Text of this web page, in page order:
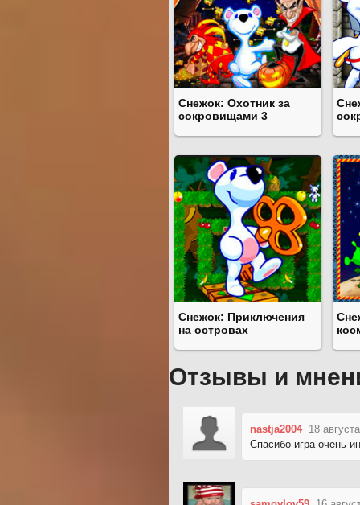
Снежок: Охотник за
сокровищами 3
Снежок: Приключения
на островах
Отзывы и
nastja2004 18
Спасибо игра очень